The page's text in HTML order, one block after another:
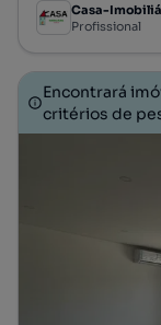
Casa-
Profissional
Encontrará
critérios de